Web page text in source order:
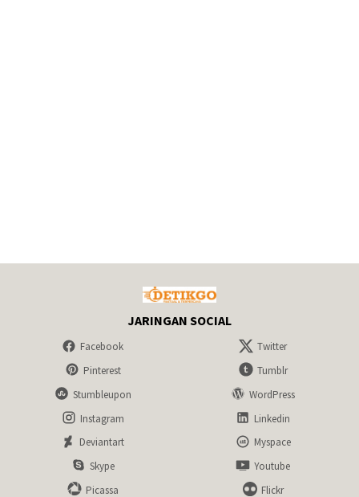
JARINGAN SOCIAL
Facebook
Twitter
Pinterest
Tumblr
Stumbleupon
WordPress
Instagram
Linkedin
Deviantart
Myspace
Skype
Youtube
Picassa
Flickr